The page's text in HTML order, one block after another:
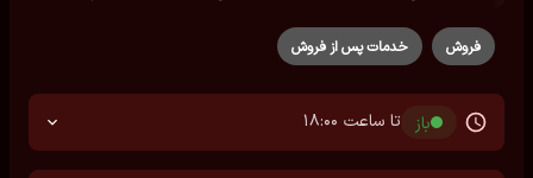
فروش خدمات پس از فروش
باز تا ساعت 18:00